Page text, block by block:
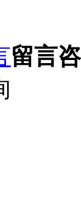
留言